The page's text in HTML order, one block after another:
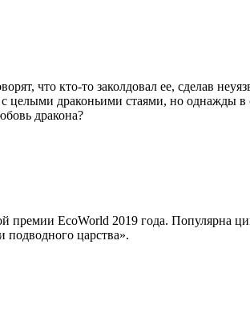
что кто-то заколдовал ее, сделав
целыми драконьими стаями, но однажды
дракона?
премии EcoWorld 2019 года. Популярна
царства».